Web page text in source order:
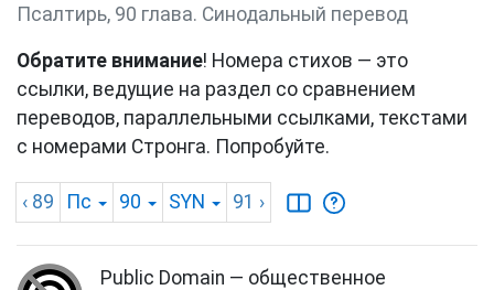
Псалтирь, 90 глава. Синодальный перевод
Обратите внимание! Номера стихов — это
ссылки, ведущие на раздел со сравнением
переводов, параллельными ссылками, текстами
с номерами Стронга. Попробуйте.
‹ 89 Пс 90 SYN 91 ›
Public Domain — общественное